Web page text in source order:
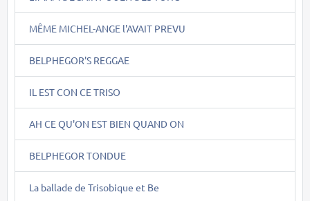
MÊME MICHEL-ANGE l'AVAIT PREVU
BELPHEGOR'S REGGAE
IL EST CON CE TRISO
AH CE QU'ON EST BIEN QUAND ON
BELPHEGOR TONDUE
La ballade de Trisobique et Be